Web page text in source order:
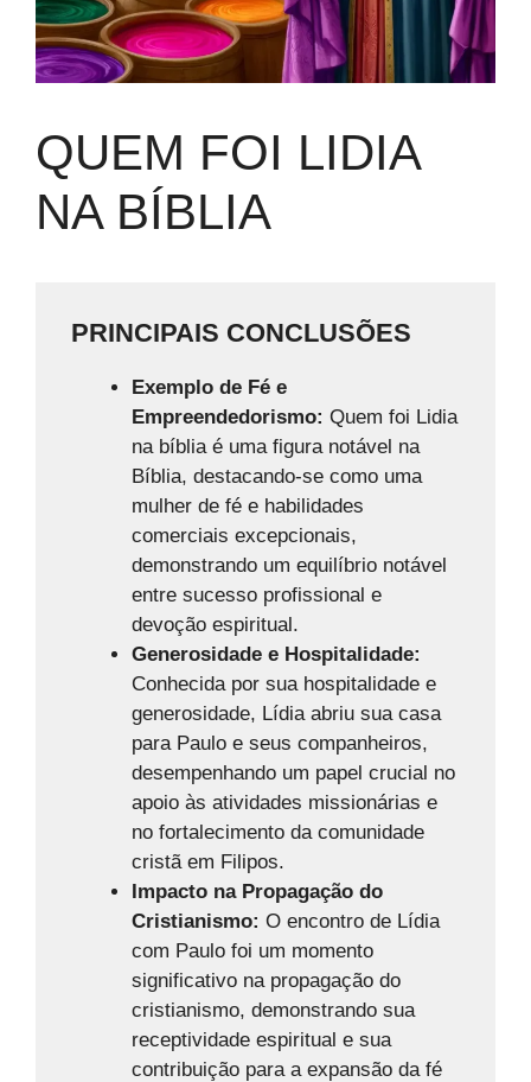
QUEM FOI LIDIA
NA BÍBLIA
PRINCIPAIS CONCLUSÕES
Exemplo de Fé e
Empreendedorismo: Quem foi Lidia
na bíblia é uma figura notável na
Bíblia, destacando-se como uma
mulher de fé e habilidades
comerciais excepcionais,
demonstrando um equilíbrio notável
entre sucesso profissional e
devoção espiritual.
Generosidade e Hospitalidade:
Conhecida por sua hospitalidade e
generosidade, Lídia abriu sua casa
para Paulo e seus companheiros,
desempenhando um papel crucial no
apoio às atividades missionárias e
no fortalecimento da comunidade
cristã em Filipos.
Impacto na Propagação do
Cristianismo: O encontro de Lídia
com Paulo foi um momento
significativo na propagação do
cristianismo, demonstrando sua
receptividade espiritual e sua
contribuição para a expansão da fé